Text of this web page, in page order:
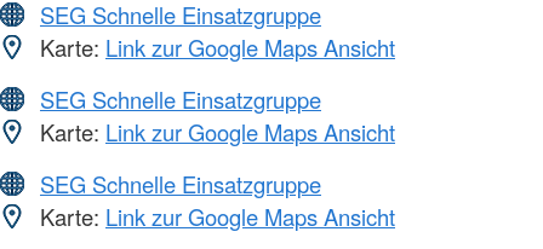
SEG Schnelle Einsatzgruppe
Karte: Link zur Google Maps Ansicht
SEG Schnelle Einsatzgruppe
Karte: Link zur Google Maps Ansicht
SEG Schnelle Einsatzgruppe
Karte: Link zur Google Maps Ansicht